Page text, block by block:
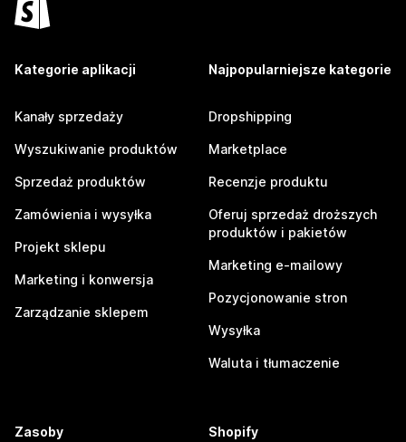
Kategorie aplikacji
Kanały sprzedaży
Wyszukiwanie produktów
Sprzedaż produktów
Zamówienia i wysyłka
Projekt sklepu
Marketing i konwersja
Zarządzanie sklepem
Najpopularniejsze kategorie
Dropshipping
Marketplace
Recenzje produktu
Oferuj sprzedaż droższych
produktów i pakietów
Marketing e-mailowy
Pozycjonowanie stron
Wysyłka
Waluta i tłumaczenie
Zasoby Shopify